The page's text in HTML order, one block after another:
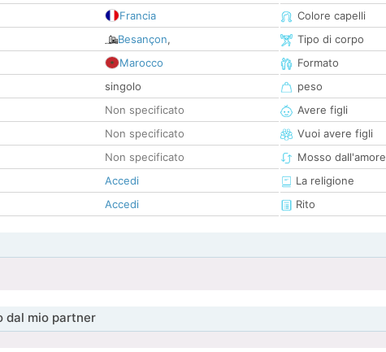
Francia
Besançon,
Marocco
singolo
Non specificato
Non specificato
Non specificato
Accedi
Accedi
Colore capelli
Tipo di corpo
Formato
peso
Avere figli
Vuoi avere figli
Mosso dall'amore
La religione
Rito
dal mio partner